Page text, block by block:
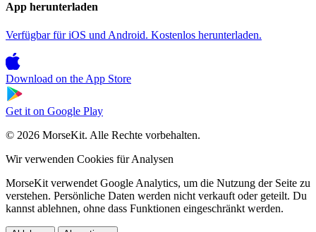
App herunterladen
Verfügbar für iOS und Android. Kostenlos herunterladen.
Download on the App Store
Get it on Google Play
© 2026 MorseKit. Alle Rechte vorbehalten.
Wir verwenden Cookies für Analysen
MorseKit verwendet Google Analytics, um die Nutzung der Seite zu
verstehen. Persönliche Daten werden nicht verkauft oder geteilt. Du
kannst ablehnen, ohne dass Funktionen eingeschränkt werden.